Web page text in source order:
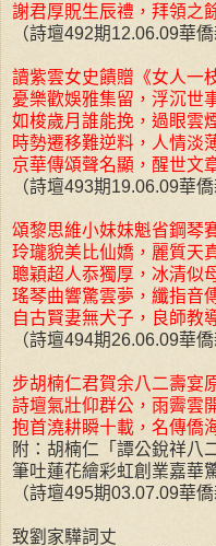
謝君厚貺生辰禮，拜領之
（詩壇492期12.06.09華
讀紫雲女史饋贈《女人一
憂樂歡娛雅集留，浮沉世
如梭歲月誰能挽，過眼雲
時勢遷移難逆料，人情淡
京華傳頌聲名顯，醒世文
（詩壇493期19.06.09華
頌黎思維小妹妹魁省鋼琴
玲瓏貌美比仙嬌，麗質天
聰穎超人忝獨厚，冰清似
瑤琴曲響驚雲夢，纖指音
自古賢妻無犬子，良師教
（詩壇494期26.06.09華
步胡楠仁君賀余八二壽宴
詩壇氣壯仰群公，雨霽雲
抱首澆耕瞬十載，名傳僑
附：胡楠仁「譚公銳祥八
筆吐蓮花繪彩虹創業嘉華
（詩壇495期03.07.09華
致劉家驊詞丈